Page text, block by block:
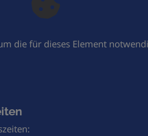
die für dieses Element